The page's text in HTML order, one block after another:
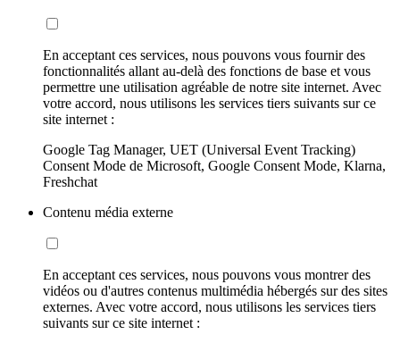
En acceptant ces services, nous pouvons vous fournir des
fonctionnalités allant au-delà des fonctions de base et vous
permettre une utilisation agréable de notre site internet. Avec
votre accord, nous utilisons les services tiers suivants sur ce
site internet :
Google Tag Manager, UET (Universal Event Tracking)
Consent Mode de Microsoft, Google Consent Mode, Klarna,
Freshchat
Contenu média externe
En acceptant ces services, nous pouvons vous montrer des
vidéos ou d'autres contenus multimédia hébergés sur des sites
externes. Avec votre accord, nous utilisons les services tiers
suivants sur ce site internet :